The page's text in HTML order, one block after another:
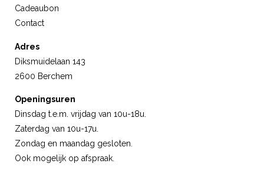
Cadeaubon
Contact
Adres
Diksmuidelaan 143
2600 Berchem
Openingsuren
Dinsdag t.e.m. vrijdag van 10u-18u.
Zaterdag van 10u-17u.
Zondag en maandag gesloten.
Ook mogelijk op afspraak.